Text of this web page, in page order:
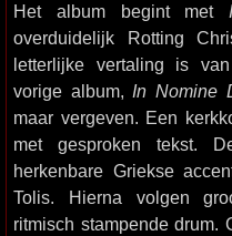
Het album begint met
overduidelijk Rotting
letterlijke vertaling is
vorige album, In Nomine
maar vergeven. Een
met gesproken tekst.
herkenbare Griekse
Tolis. Hierna volgen
ritmisch stampende drum.